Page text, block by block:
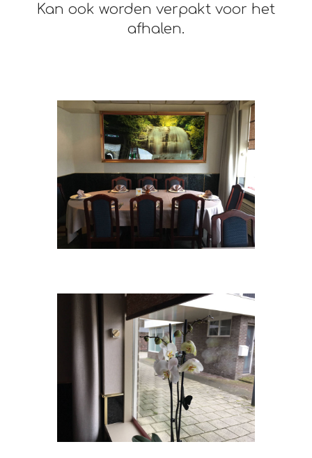
Kan ook worden verpakt voor het
afhalen.